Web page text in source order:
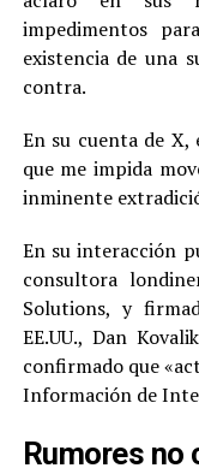
impedimentos
existencia de una
contra.
En su cuenta de
que me impida
inminente
En su interacción
consultora
Solutions, y
EE.UU., Dan
confirmado que
Información de
Rumores